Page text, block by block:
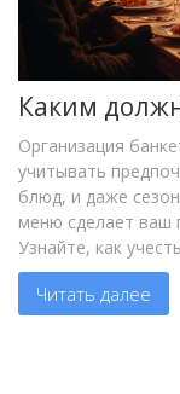
Каким
Организация
учитывать
блюд, и даже
меню сделает ваш
Узнайте, как
праздничный стол.
Читать далее